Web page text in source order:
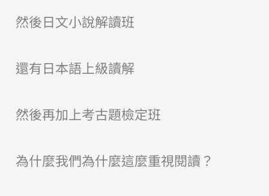
然後日文小說解讀班
還有日本語上級讀解
然後再加上考古題檢定班
為什麼我們為什麼這麼重視閱讀？